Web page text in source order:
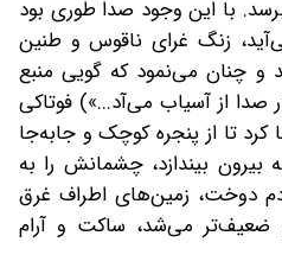
با این وجود صدا طوری بود
زنگ غرای ناقوس و طنین
و چنان می‌نمود که گویی منبع
صدا از آسیاب می‌آد...») فوتاکی
تا از پنجره کوچک و جابه‌جا
بیرون بیندازد، چشمانش را به
دوخت، زمین‌های اطراف غرق
می‌شد، ساکت و آرام